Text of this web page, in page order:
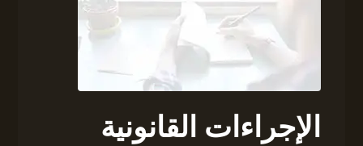
الإجراءات القانونية